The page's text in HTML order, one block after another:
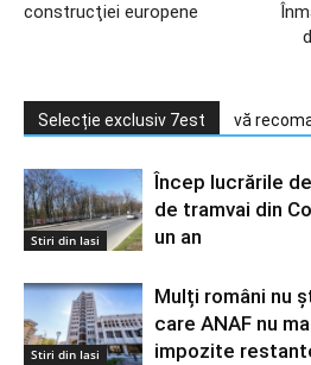
construcţiei europene
Selecție exclusiv 7est vă
Stiri din Iasi
Încep lucrările
de tramvai din
un an
Stiri din Iasi
Mulți români nu
care ANAF nu
impozite